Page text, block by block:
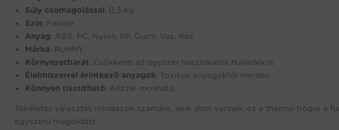
Súly csomagolással: 0,3 kg
Szín: Fekete
Anyag: ABS, PC, Nylon, PP, Gumi, Vas, Réz
Márka: RUHHY
Környezetbarát: Csökkenti az egyszer használatos hulladékot
Élelmiszerrel érintkező anyagok: Toxikus anyagoktól mentes
Könnyen tisztítható: Kézzel mosható
Tökéletes választás mindazok számára, akik úton vannak, ez a thermo bögre a
egyszerű megoldást.